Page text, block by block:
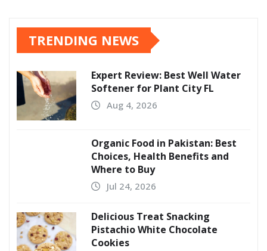
TRENDING NEWS
Expert Review: Best Well Water
Softener for Plant City FL
Aug 4, 2026
Organic Food in Pakistan: Best
Choices, Health Benefits and
Where to Buy
Jul 24, 2026
Delicious Treat Snacking
Pistachio White Chocolate
Cookies